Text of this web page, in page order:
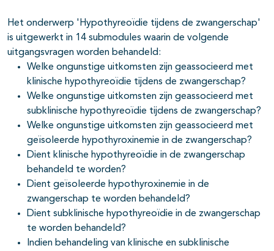
open- en dichtklappen
open- en dichtklappen
open- en dichtklappen
open- en dichtklappen
open- en dichtklappen
open- en dichtklappen
open- en dichtklappen
Het onderwerp 'Hypothyreoïdie tijdens de zwangerschap'
is uitgewerkt in 14 submodules waarin de volgende
uitgangsvragen worden behandeld:
Welke ongunstige uitkomsten zijn geassocieerd met
klinische hypothyreoïdie tijdens de zwangerschap?
Welke ongunstige uitkomsten zijn geassocieerd met
subklinische hypothyreoïdie tijdens de zwangerschap?
Welke ongunstige uitkomsten zijn geassocieerd met
geïsoleerde hypothyroxinemie in de zwangerschap?
Dient klinische hypothyreoïdie in de zwangerschap
behandeld te worden?
Dient geïsoleerde hypothyroxinemie in de
zwangerschap te worden behandeld?
Dient subklinische hypothyreoïdie in de zwangerschap
te worden behandeld?
Indien behandeling van klinische en subklinische